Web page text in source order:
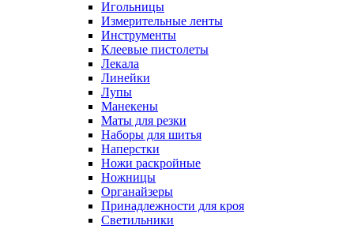
Игольницы
Измерительные ленты
Инструменты
Клеевые пистолеты
Лекала
Линейки
Лупы
Манекены
Маты для резки
Наборы для шитья
Наперстки
Ножи раскройные
Ножницы
Органайзеры
Принадлежности для кроя
Светильники